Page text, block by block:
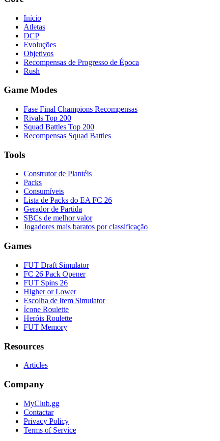
Início
Atletas
DCP
Evoluções
Objetivos
Recompensas de Progresso de Época
Rush
Game Modes
Fase Final Champions Recompensas
Rivals Top 200
Squad Battles Top 200
Recompensas Squad Battles
Tools
Construtor de Plantéis
Packs
Consumíveis
Lista de Packs do EA FC 26
Gerador de Partida
SBCs de melhor valor
Jogadores mais baratos por classificação
Games
FUT Draft Simulator
FC 26 Pack Opener
FUT Spins 26
Higher or Lower
Escolha de Item Simulator
Ícone Roulette
Heróis Roulette
FUT Memory
Resources
Articles
Company
MyClub.gg
Contactar
Privacy Policy
Terms of Service